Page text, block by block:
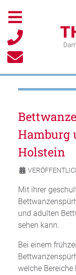
Hamburg
Holstein
Mit ihrer
und adulten
sehen kann.
Bei einem
welche